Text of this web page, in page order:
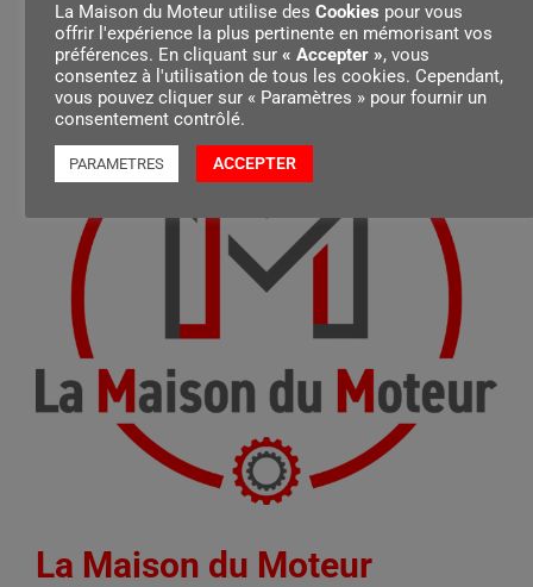
La Maison du Moteur
La Maison du Moteur utilise des Cookies pour vous
offrir l'expérience la plus pertinente en mémorisant vos
préférences. En cliquant sur « Accepter », vous
consentez à l'utilisation de tous les cookies. Cependant,
vous pouvez cliquer sur « Paramètres » pour fournir un
consentement contrôlé.
PARAMETRES ACCEPTER